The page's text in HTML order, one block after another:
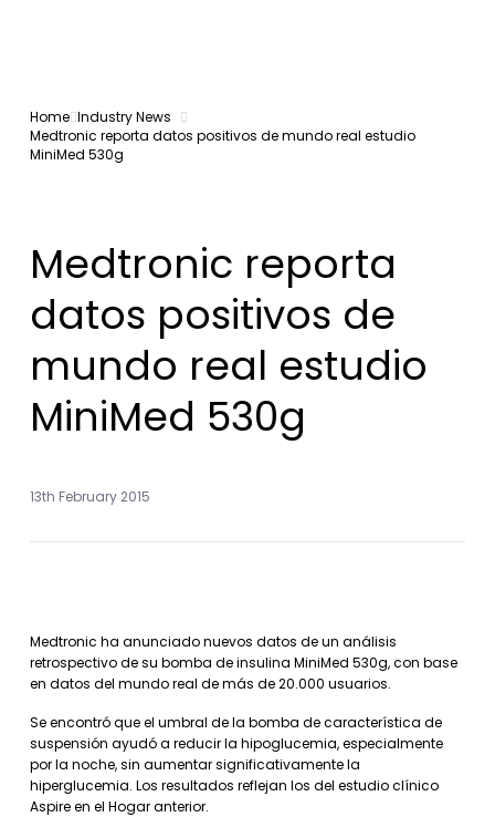
Home Industry News
Medtronic reporta datos positivos de mundo real estudio
MiniMed 530g
Medtronic reporta
datos positivos de
mundo real estudio
MiniMed 530g
13th February 2015
Medtronic ha anunciado nuevos datos de un análisis
retrospectivo de su bomba de insulina MiniMed 530g, con base
en datos del mundo real de más de 20.000 usuarios.
Se encontró que el umbral de la bomba de característica de
suspensión ayudó a reducir la hipoglucemia, especialmente
por la noche, sin aumentar significativamente la
hiperglucemia. Los resultados reflejan los del estudio clínico
Aspire en el Hogar anterior.